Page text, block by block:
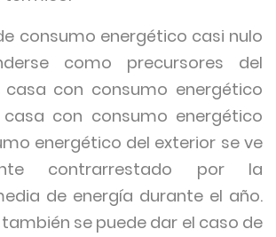
consumo energético casi nulo
como precursores del
con consumo energético
casa con consumo energético
energético del exterior se ve
contrarrestado por la
de energía durante el año.
se puede dar el caso de